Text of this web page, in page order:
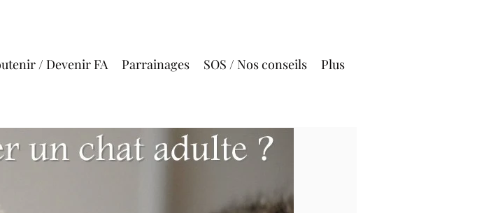
/ Devenir FA Parrainages SOS / Nos conseils Plus